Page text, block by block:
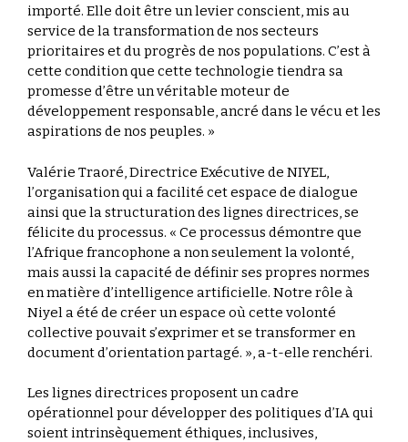
importé. Elle doit être un levier conscient, mis au
service de la transformation de nos secteurs
prioritaires et du progrès de nos populations. C’est à
cette condition que cette technologie tiendra sa
promesse d’être un véritable moteur de
développement responsable, ancré dans le vécu et les
aspirations de nos peuples. »
Valérie Traoré, Directrice Exécutive de NIYEL,
l’organisation qui a facilité cet espace de dialogue
ainsi que la structuration des lignes directrices, se
félicite du processus. « Ce processus démontre que
l’Afrique francophone a non seulement la volonté,
mais aussi la capacité de définir ses propres normes
en matière d’intelligence artificielle. Notre rôle à
Niyel a été de créer un espace où cette volonté
collective pouvait s’exprimer et se transformer en
document d’orientation partagé. », a-t-elle renchéri.
Les lignes directrices proposent un cadre
opérationnel pour développer des politiques d’IA qui
soient intrinsèquement éthiques, inclusives,